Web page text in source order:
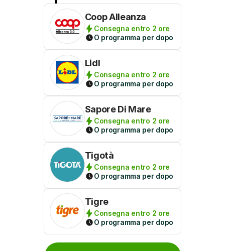
Coop Alleanza
Consegna entro 2 ore
O programma per dopo
Lidl
Consegna entro 2 ore
O programma per dopo
Sapore Di Mare
Consegna entro 2 ore
O programma per dopo
Tigotà
Consegna entro 2 ore
O programma per dopo
Tigre
Consegna entro 2 ore
O programma per dopo